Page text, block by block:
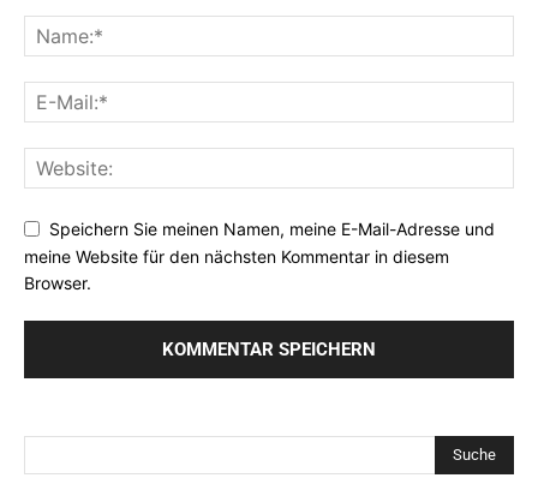
Speichern Sie meinen Namen, meine E-Mail-Adresse und
meine Website für den nächsten Kommentar in diesem
Browser.